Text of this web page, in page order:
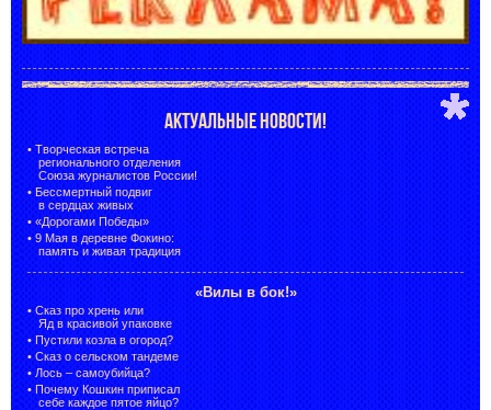
АКТУАЛЬНЫЕ НОВОСТИ!
• Творческая встреча
регионального отделения
Союза журналистов России!
• Бессмертный подвиг
в сердцах живых
• «Дорогами Победы»
• 9 Мая в деревне Фокино:
память и живая традиция
«Вилы в бок!»
• Сказ про хрень или
Яд в красивой упаковке
• Пустили козла в огород?
• Сказ о сельском тандеме
• Лось – самоубийца?
• Почему Кошкин приписал
себе каждое пятое яйцо?